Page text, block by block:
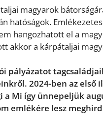
magyarok
hatóságok.
hangozhatott el a
akkor a kárpátaljai
pályázatot
2024-ben az első
Mi így ünnepeljük
emlékére lesz